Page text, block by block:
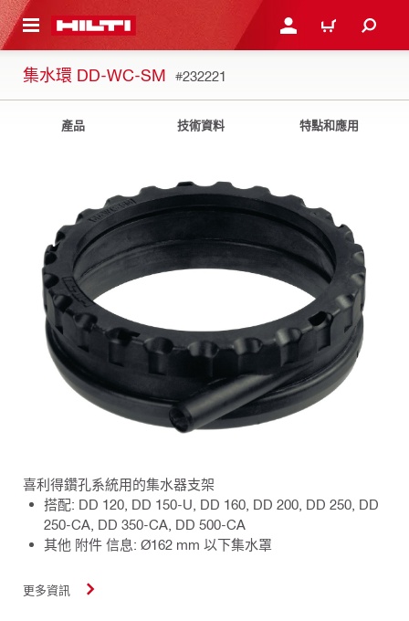
主要內容 登入或註冊購物車
集水環 DD-WC-SM #232221
產品 技術資料 特點和應用
喜利得鑽孔系統用的集水器支架
搭配: DD 120, DD 150-U, DD 160, DD 200, DD 250, DD
250-CA, DD 350-CA, DD 500-CA
其他 附件 信息: Ø162 mm 以下集水罩
更多資訊